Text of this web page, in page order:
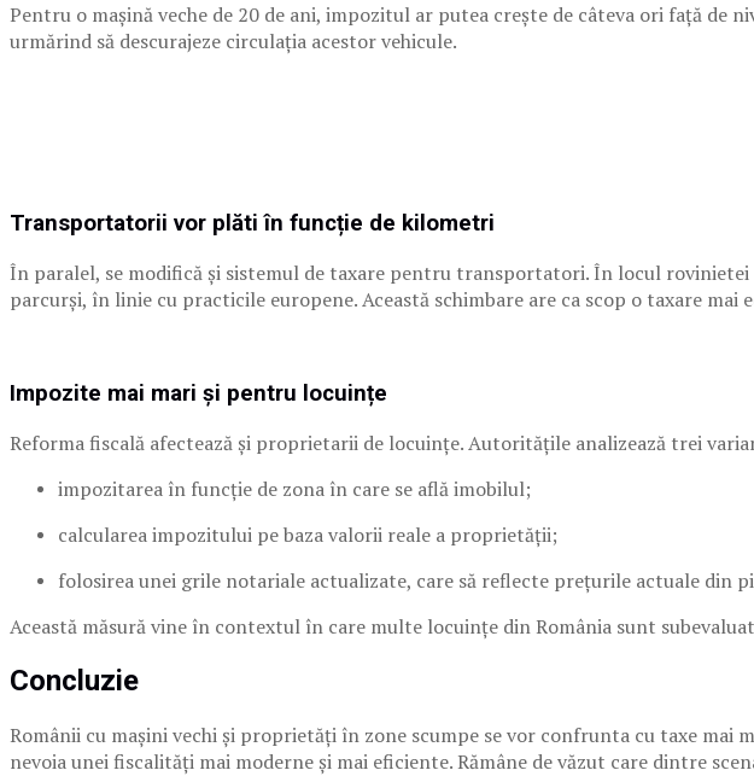
Pentru o mașină veche de 20 de ani, impozitul ar putea crește de câteva ori față
urmărind să descurajeze circulația acestor vehicule.
Transportatorii vor plăti în funcție de kilometri
În paralel, se modifică și sistemul de taxare pentru transportatori. În locul
parcurși, în linie cu practicile europene. Această schimbare are ca scop o taxare
Impozite mai mari și pentru locuințe
Reforma fiscală afectează și proprietarii de locuințe. Autoritățile analizează trei
impozitarea în funcție de zona în care se află imobilul;
calcularea impozitului pe baza valorii reale a proprietății;
folosirea unei grile notariale actualizate, care să reflecte prețurile actuale din
Această măsură vine în contextul în care multe locuințe din România sunt
Concluzie
Românii cu mașini vechi și proprietăți în zone scumpe se vor confrunta cu taxe mai
nevoia unei fiscalități mai moderne și mai eficiente. Rămâne de văzut care dintre